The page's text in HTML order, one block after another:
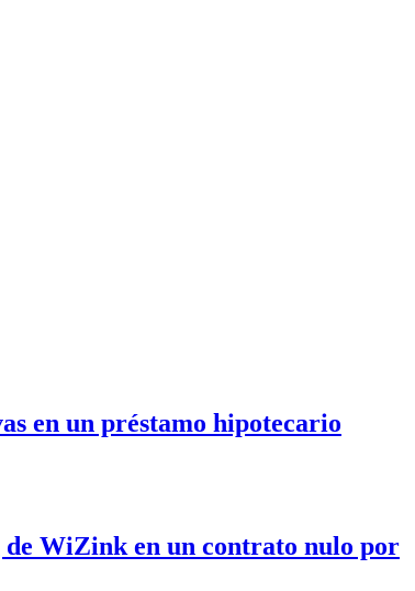
en un préstamo hipotecario
de WiZink en un contrato nulo por